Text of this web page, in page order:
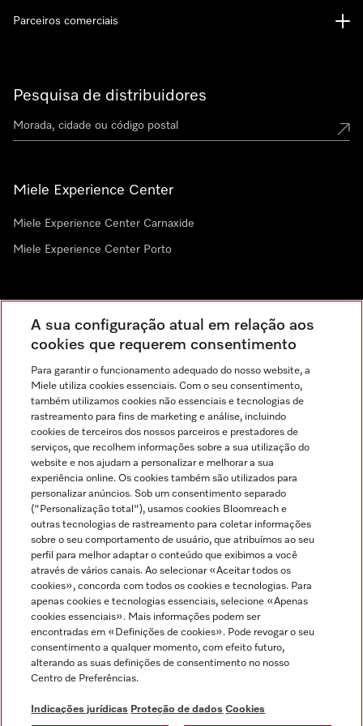
Pesquisa de distribuidores
Miele Experience Center
Miele Experience Center Carnaxide
Miele Experience Center Porto
Parceiros comerciais
Indicações jurídicas
Condições gerais
Proteção de dados
Condições de utilização
Canal de Ética
Formulário de livre resolução
Miele no Instagram
Miele no Facebook
Miele no Youtube
A sua configuração atual em relação aos
cookies que requerem consentimento
Para garantir o funcionamento adequado do nosso website, a
Miele utiliza cookies essenciais. Com o seu consentimento,
também utilizamos cookies não essenciais e tecnologias de
rastreamento para fins de marketing e análise, incluindo
cookies de terceiros dos nossos parceiros e prestadores de
serviços, que recolhem informações sobre a sua utilização do
website e nos ajudam a personalizar e melhorar a sua
experiência online. Os cookies também são utilizados para
personalizar anúncios. Sob um consentimento separado
("Personalização total"), usamos cookies Bloomreach e
outras tecnologias de rastreamento para coletar informações
sobre o seu comportamento de usuário, que atribuímos ao seu
perfil para melhor adaptar o conteúdo que exibimos a você
através de vários canais. Ao selecionar «Aceitar todos os
cookies», concorda com todos os cookies e tecnologias. Para
apenas cookies e tecnologias essenciais, selecione «Apenas
cookies essenciais». Mais informações podem ser
encontradas em «Definições de cookies». Pode revogar o seu
consentimento a qualquer momento, com efeito futuro,
alterando as suas definições de consentimento no nosso
Centro de Preferências.
Indicações jurídicas Proteção de dados Cookies